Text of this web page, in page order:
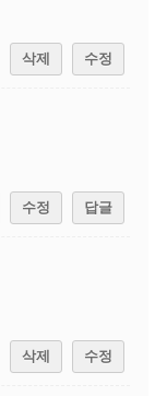
삭제 수정
수정 답글
삭제 수정